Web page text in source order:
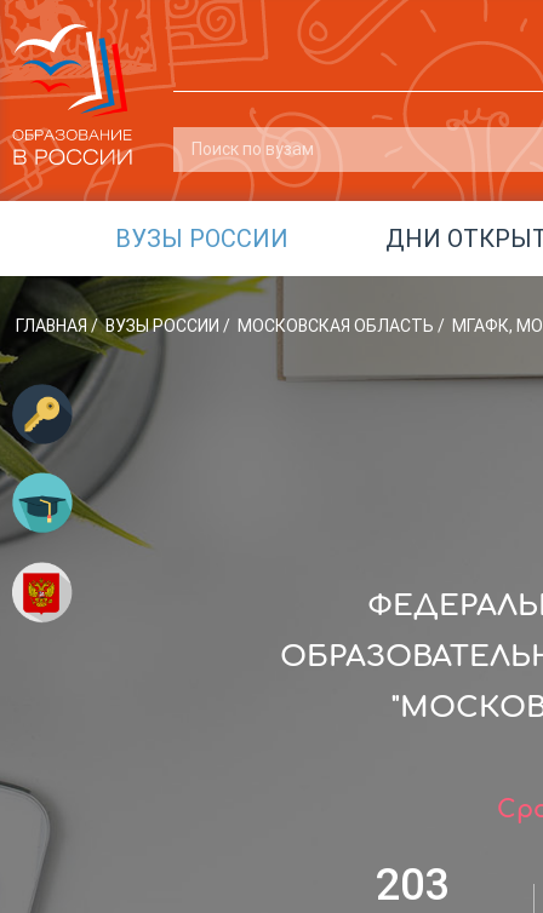
ВУЗЫ РОССИИ ДНИ
ГЛАВНАЯ / ВУЗЫ РОССИИ / МОСКОВСКАЯ ОБЛАСТЬ / МГАФК,
203